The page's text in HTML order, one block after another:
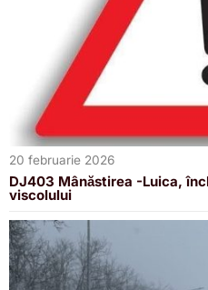
20 februarie 2026
DJ403 Mânăstirea -Luica,
viscolului